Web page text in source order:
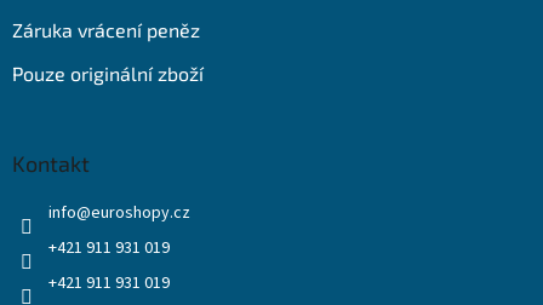
Záruka vrácení peněz
Pouze originální zboží
Kontakt
info@euroshopy.cz
+421 911 931 019
+421 911 931 019